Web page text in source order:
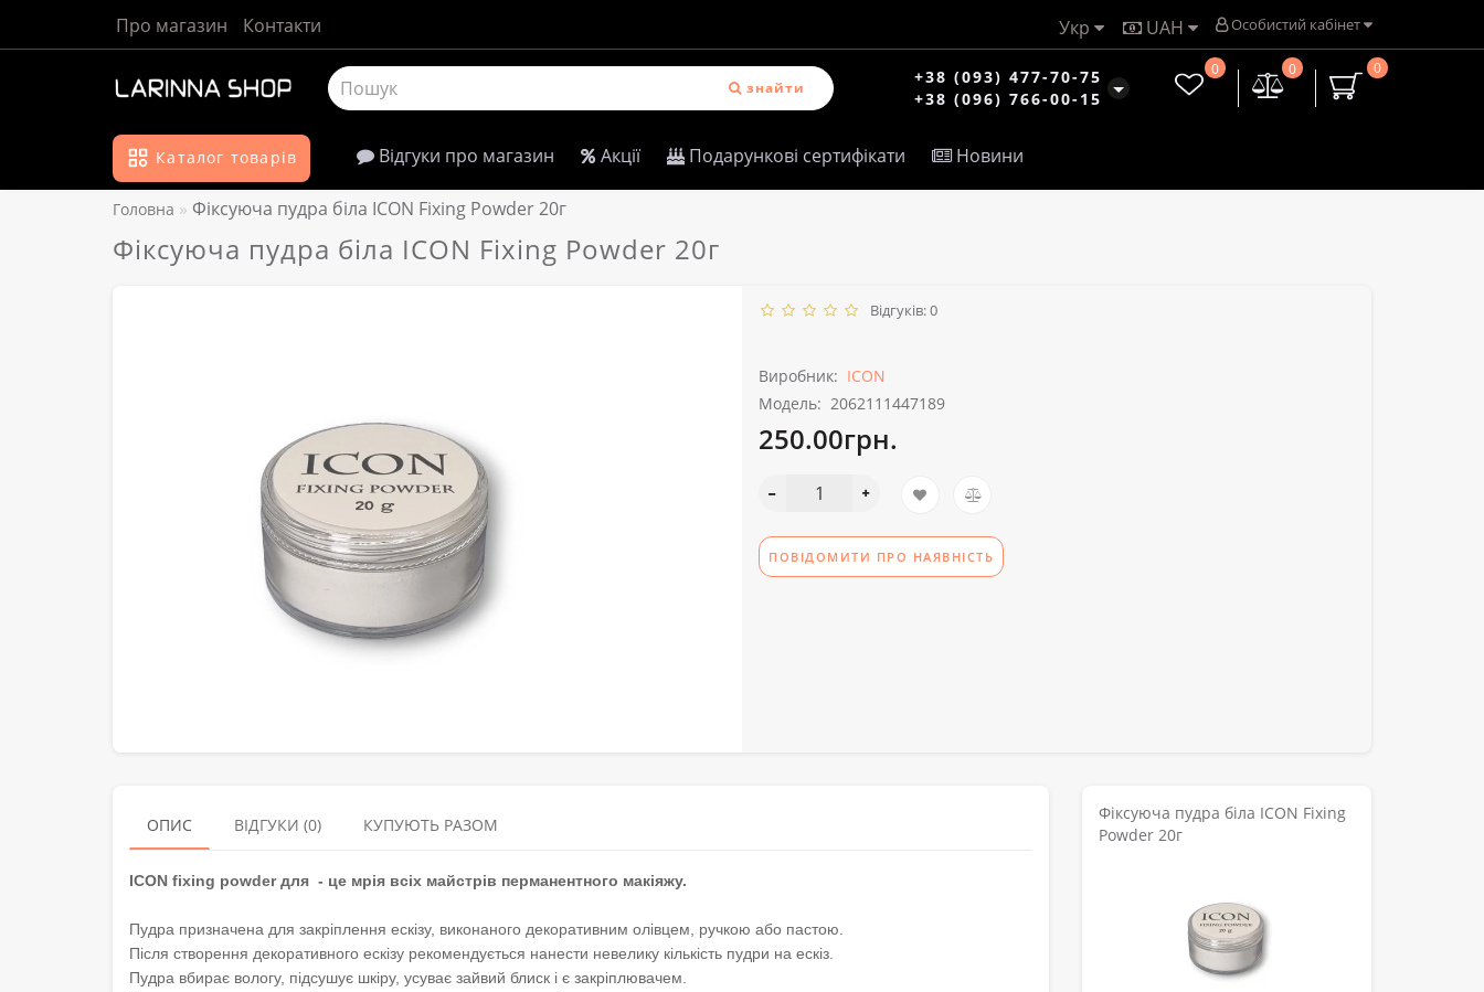
Особистий кабінет
UAH
Укр
Про магазин Контакти
знайти
+38 (093) 477-70-75
+38 (096) 766-00-15
0
0
0
Каталог товарів Відгуки про магазин Акції Подарункові сертифікати Новини
Головна Фіксуюча пудра біла ICON Fixing Powder 20г
Фіксуюча пудра біла ICON Fixing Powder 20г
Відгуків: 0
Виробник: ICON
Модель: 2062111447189
250.00грн.
ПОВІДОМИТИ ПРО НАЯВНІСТЬ
ОПИС ВІДГУКИ (0) КУПУЮТЬ РАЗОМ
ICON fixing powder для - це мрія всіх майстрів перманентного макіяжу.
Пудра призначена для закріплення ескізу, виконаного декоративним олівцем, ручкою або пастою.
Після створення декоративного ескізу рекомендується нанести невелику кількість пудри на ескіз.
Пудра вбирає вологу, підсушує шкіру, усуває зайвий блиск і є закріплювачем.
Фіксуюча пудра біла ICON Fixing
Powder 20г